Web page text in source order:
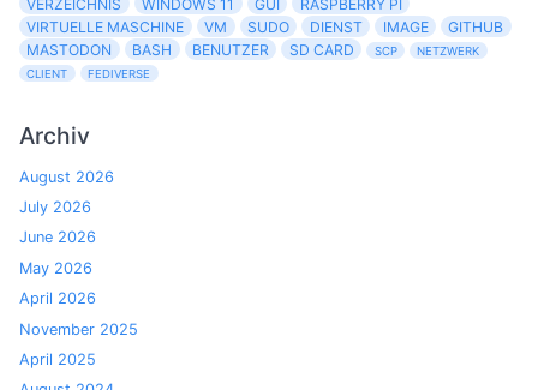
VERZEICHNIS
WINDOWS 11 GUI
RASPBERRY PI
VIRTUELLE MASCHINE
VM SUDO DIENST IMAGE
GITHUB
MASTODON
BASH BENUTZER SD CARD SCP
NETZWERK
CLIENT
FEDIVERSE
Archiv
August 2026
July 2026
June 2026
May 2026
April 2026
November 2025
April 2025